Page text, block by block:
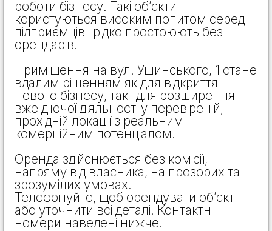
роботи бізнесу. Такі об’єкти
користуються високим попитом серед
підприємців і рідко простоюють без
орендарів.
Приміщення на вул. Ушинського, 1 стане
вдалим рішенням як для відкриття
нового бізнесу, так і для розширення
вже діючої діяльності у перевіреній,
прохідній локації з реальним
комерційним потенціалом.
Оренда здійснюється без комісії,
напряму від власника, на прозорих та
зрозумілих умовах.
Телефонуйте, щоб орендувати об’єкт
або уточнити всі деталі. Контактні
номери наведені нижче.